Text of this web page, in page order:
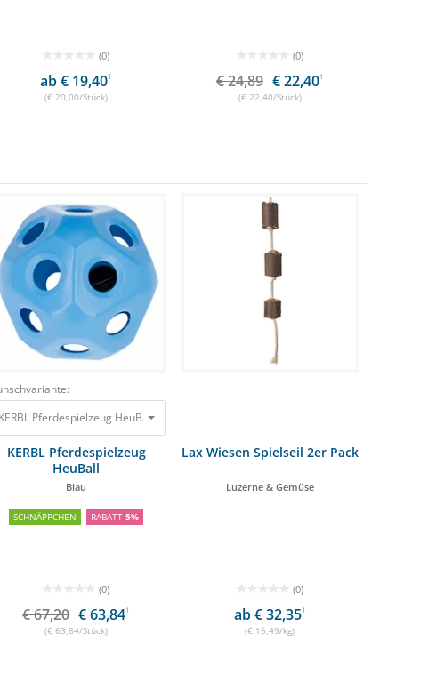
(0)
ab € 19,401
(€ 20,00/Stück)
(0)
€ 24,89 € 22,401
(€ 22,40/Stück)
KERBL Pferdespielzeug HeuBall Blau
KERBL Pferdespielzeug
HeuBall
Blau
SCHNÄPPCHEN RABATT5%
(0)
€ 67,20 € 63,841
(€ 63,84/Stück)
Lax Wiesen Spielseil 2er Pack
Luzerne & Gemüse
(0)
ab € 32,351
(€ 16,49/kg)